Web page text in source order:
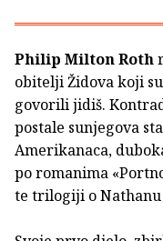
Philip Milton Roth
obitelji Židova koji
govorili jidiš.
postale sunjegova
Amerikanaca,
po romanima
te trilogiji o